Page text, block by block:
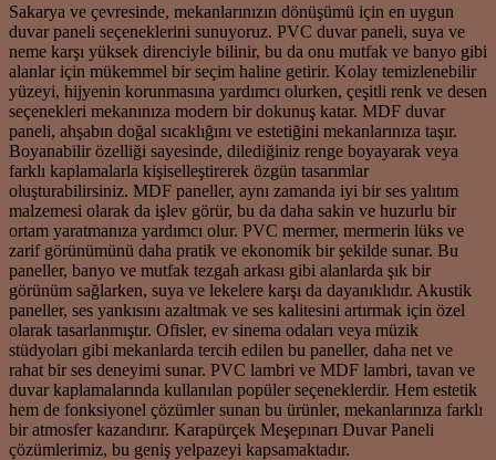
Sakarya ve çevresinde, mekanlarınızın dönüşümü için en uygun
duvar paneli seçeneklerini sunuyoruz. PVC duvar paneli, suya ve
neme karşı yüksek direnciyle bilinir, bu da onu mutfak ve banyo gibi
alanlar için mükemmel bir seçim haline getirir. Kolay temizlenebilir
yüzeyi, hijyenin korunmasına yardımcı olurken, çeşitli renk ve desen
seçenekleri mekanınıza modern bir dokunuş katar. MDF duvar
paneli, ahşabın doğal sıcaklığını ve estetiğini mekanlarınıza taşır.
Boyanabilir özelliği sayesinde, dilediğiniz renge boyayarak veya
farklı kaplamalarla kişiselleştirerek özgün tasarımlar
oluşturabilirsiniz. MDF paneller, aynı zamanda iyi bir ses yalıtım
malzemesi olarak da işlev görür, bu da daha sakin ve huzurlu bir
ortam yaratmanıza yardımcı olur. PVC mermer, mermerin lüks ve
zarif görünümünü daha pratik ve ekonomik bir şekilde sunar. Bu
paneller, banyo ve mutfak tezgah arkası gibi alanlarda şık bir
görünüm sağlarken, suya ve lekelere karşı da dayanıklıdır. Akustik
paneller, ses yankısını azaltmak ve ses kalitesini artırmak için özel
olarak tasarlanmıştır. Ofisler, ev sinema odaları veya müzik
stüdyoları gibi mekanlarda tercih edilen bu paneller, daha net ve
rahat bir ses deneyimi sunar. PVC lambri ve MDF lambri, tavan ve
duvar kaplamalarında kullanılan popüler seçeneklerdir. Hem estetik
hem de fonksiyonel çözümler sunan bu ürünler, mekanlarınıza farklı
bir atmosfer kazandırır. Karapürçek Meşepınarı Duvar Paneli
çözümlerimiz, bu geniş yelpazeyi kapsamaktadır.